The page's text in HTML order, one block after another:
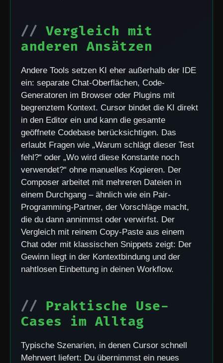
Vergleich mit
anderen Ansätzen
Andere Tools setzen KI eher außerhalb der IDE
ein: separate Chat-Oberflächen, Code-
Generatoren im Browser oder Plugins mit
begrenztem Kontext. Cursor bindet die KI direkt
in den Editor ein und kann die gesamte
geöffnete Codebase berücksichtigen. Das
erlaubt Fragen wie „Warum schlägt dieser Test
fehl?“ oder „Wo wird diese Konstante noch
verwendet?“ ohne manuelles Kopieren. Der
Composer arbeitet mit mehreren Dateien in
einem Durchgang – ähnlich wie ein Pair-
Programming-Partner, der Vorschläge macht,
die du dann annimmst oder verwirfst. Der
Vergleich mit reinem Copy-Paste aus einem
Chat oder mit klassischen Snippets zeigt: Der
Gewinn liegt in der Kontextbindung und der
nahtlosen Einbettung in deinen Workflow.
Praktische Use-
Cases im Alltag
Typische Szenarien, in denen Cursor schnell
Mehrwert liefert: Du übernimmst ein neues